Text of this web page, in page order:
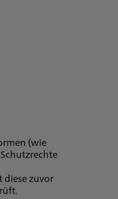
(wie
diese zuvor